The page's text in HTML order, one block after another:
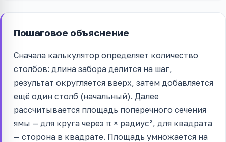
Пошаговое объяснение
Сначала калькулятор определяет количество
столбов: длина забора делится на шаг,
результат округляется вверх, затем добавляется
ещё один столб (начальный). Далее
рассчитывается площадь поперечного сечения
ямы — для круга через π × радиус², для квадрата
— сторона в квадрате. Площадь умножается на